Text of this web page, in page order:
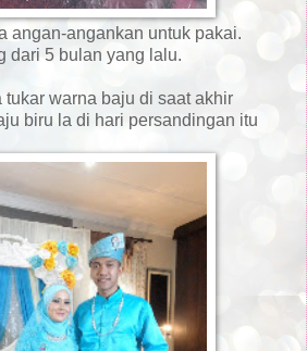
angan-angankan untuk pakai.
dari 5 bulan yang lalu.
tukar warna baju di saat akhir
biru la di hari persandingan itu